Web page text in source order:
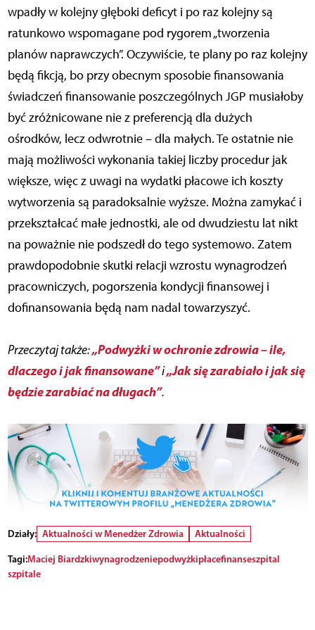
wpadły w kolejny głęboki deficyt i po raz kolejny są
ratunkowo wspomagane pod rygorem „tworzenia
planów naprawczych”. Oczywiście, te plany po raz kolejny
będą fikcją, bo przy obecnym sposobie finansowania
świadczeń finansowanie poszczególnych JGP musiałoby
być zróżnicowane nie z preferencją dla dużych
ośrodków, lecz odwrotnie – dla małych. Te ostatnie nie
mają możliwości wykonania takiej liczby procedur jak
większe, więc z uwagi na wydatki płacowe ich koszty
wytworzenia są paradoksalnie wyższe. Można zamykać i
przekształcać małe jednostki, ale od dwudziestu lat nikt
na poważnie nie podszedł do tego systemowo. Zatem
prawdopodobnie skutki relacji wzrostu wynagrodzeń
pracowniczych, pogorszenia kondycji finansowej i
dofinansowania będą nam nadal towarzyszyć.
Przeczytaj także:„Podwyżki w ochronie zdrowia – ile,
dlaczego i jak finansowane”i„Jak się zarabiało i jak się
będzie zarabiać na długach”.
Działy: Aktualności w Menedżer Zdrowia
Aktualności
Tagi:Maciej Biardzkiwynagrodzeniepodwyżkipłacefinanseszpital
szpitale